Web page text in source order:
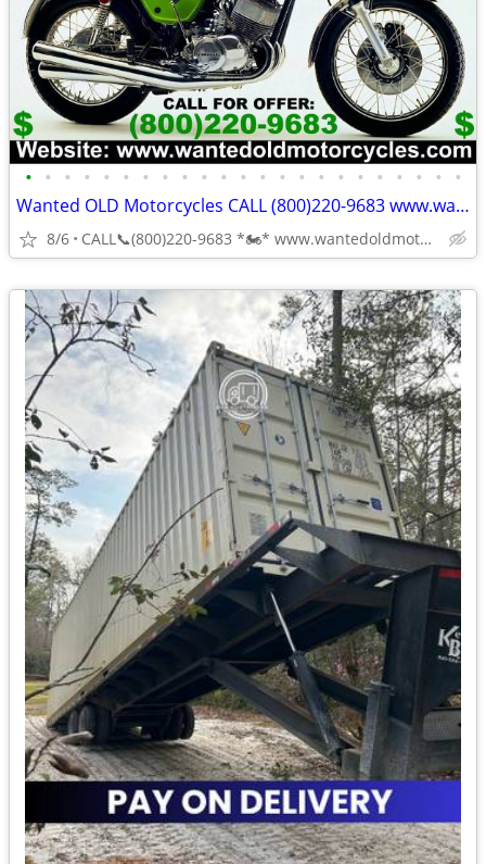
• • • • • • • • • • • • • • • • • • • • • • •
Wanted OLD Motorcycles CALL (800)220-9683 www.wantedoldmotorcycles.com
8/6 CALL📞(800)220-9683 *🏍* www.wantedoldmotorcycles.com